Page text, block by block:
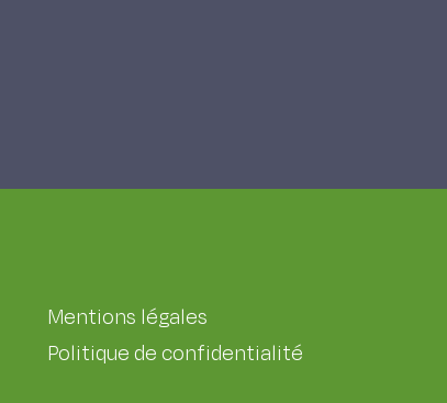
Mentions légales
Politique de confidentialité